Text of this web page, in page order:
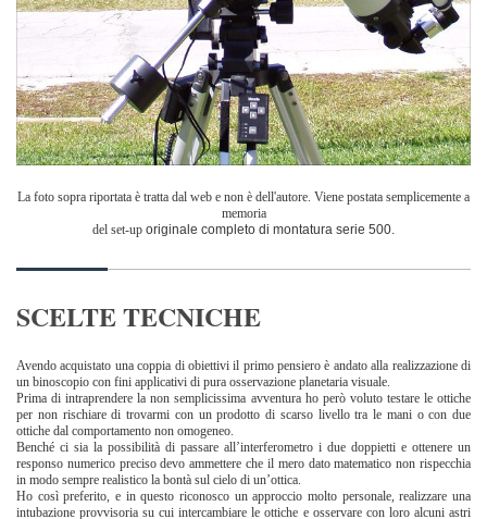
La foto sopra riportata è tratta dal web e non è dell'autore. Viene postata semplicemente a
memoria
del set-up originale completo di montatura serie 500.
SCELTE TECNICHE
Avendo acquistato una coppia di obiettivi il primo pensiero è andato alla realizzazione di
un binoscopio con fini applicativi di pura osservazione planetaria visuale.
Prima di intraprendere la non semplicissima avventura ho però voluto testare le ottiche
per non rischiare di trovarmi con un prodotto di scarso livello tra le mani o con due
ottiche dal comportamento non omogeneo.
Benché ci sia la possibilità di passare all’interferometro i due doppietti e ottenere un
responso numerico preciso devo ammettere che il mero dato matematico non rispecchia
in modo sempre realistico la bontà sul cielo di un’ottica.
Ho così preferito, e in questo riconosco un approccio molto personale, realizzare una
intubazione provvisoria su cui intercambiare le ottiche e osservare con loro alcuni astri